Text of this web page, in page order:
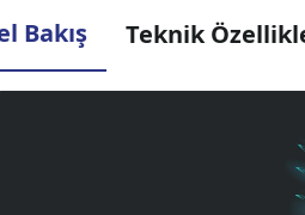
Bakış Teknik